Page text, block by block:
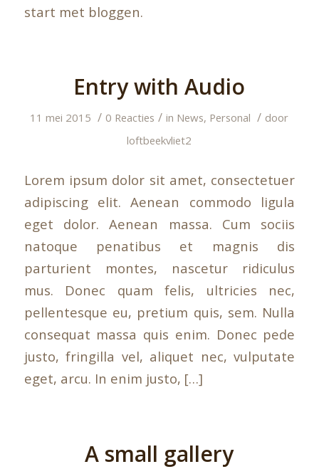
start met bloggen.
Entry with Audio
11 mei 2015 / 0 Reacties / in News, Personal / door
loftbeekvliet2
Lorem ipsum dolor sit amet, consectetuer
adipiscing elit. Aenean commodo ligula
eget dolor. Aenean massa. Cum sociis
natoque penatibus et magnis dis
parturient montes, nascetur ridiculus
mus. Donec quam felis, ultricies nec,
pellentesque eu, pretium quis, sem. Nulla
consequat massa quis enim. Donec pede
justo, fringilla vel, aliquet nec, vulputate
eget, arcu. In enim justo, […]
A small gallery